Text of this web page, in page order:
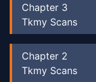
Chapter 3
Tkmy Scans
Chapter 2
Tkmy Scans